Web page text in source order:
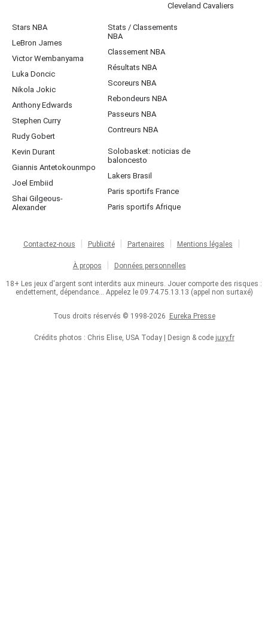
Cleveland Cavaliers
Stars NBA
LeBron James
Victor Wembanyama
Luka Doncic
Nikola Jokic
Anthony Edwards
Stephen Curry
Rudy Gobert
Kevin Durant
Giannis Antetokounmpo
Joel Embiid
Shai Gilgeous-
Alexander
Stats / Classements
NBA
Classement NBA
Résultats NBA
Scoreurs NBA
Rebondeurs NBA
Passeurs NBA
Contreurs NBA
Solobasket: noticias de
baloncesto
Lakers Brasil
Paris sportifs France
Paris sportifs Afrique
Contactez-nous Publicité Partenaires Mentions légales
À propos Données personnelles
18+ Les jeux d'argent sont interdits aux mineurs. Jouer comporte des risques :
endettement, dépendance... Appelez le 09.74.75.13.13 (appel non surtaxé)
Tous droits réservés © 1998-2026 Eureka Presse
Crédits photos : Chris Elise, USA Today | Design & code juxy.fr